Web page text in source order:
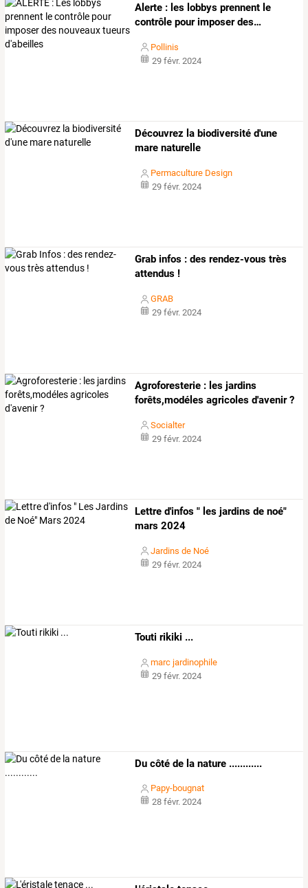
Alerte : les lobbys prennent le
contrôle pourimposerdes…
Pollinis
29 févr. 2024
Découvrez la biodiversité d'une
mare naturelle
Permaculture Design
29 févr. 2024
Grab infos : des rendez-vous très
attendus !
GRAB
29 févr. 2024
Agroforesterie : les jardins
forêts,modéles agricoles d'avenir ?
Socialter
29 févr. 2024
Lettre d'infos " les jardins de noé"
mars 2024
Jardins de Noé
29 févr. 2024
Touti rikiki ...
marc jardinophile
29 févr. 2024
Du côté de la nature ............
Papy-bougnat
28 févr. 2024